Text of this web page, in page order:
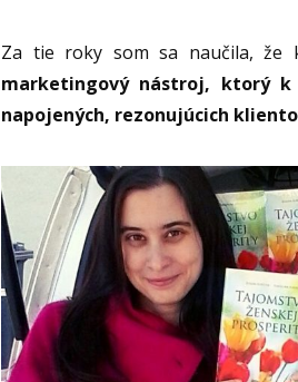
Za tie roky som sa naučila, že
marketingový nástroj, ktorý k
napojených, rezonujúcich